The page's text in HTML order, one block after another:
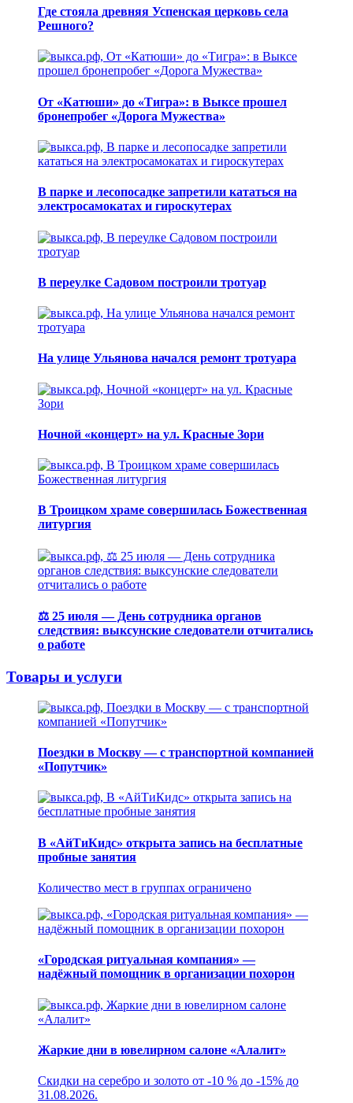
Где стояла древняя Успенская церковь села
Решного?
От «Катюши» до «Тигра»: в Выксе прошел
бронепробег «Дорога Мужества»
В парке и лесопосадке запретили кататься на
электросамокатах и гироскутерах
В переулке Садовом построили тротуар
На улице Ульянова начался ремонт тротуара
Ночной «концерт» на ул. Красные Зори
В Троицком храме совершилась Божественная
литургия
⚖️ 25 июля — День сотрудника органов
следствия: выксунские следователи отчитались
о работе
Товары и услуги
Поездки в Москву — с транспортной компанией
«Попутчик»
В «АйТиКидс» открыта запись на бесплатные
пробные занятия
Количество мест в группах ограничено
«Городская ритуальная компания» —
надёжный помощник в организации похорон
Жаркие дни в ювелирном салоне «Алалит»
Скидки на серебро и золото от -10 % до -15% до
31.08.2026.